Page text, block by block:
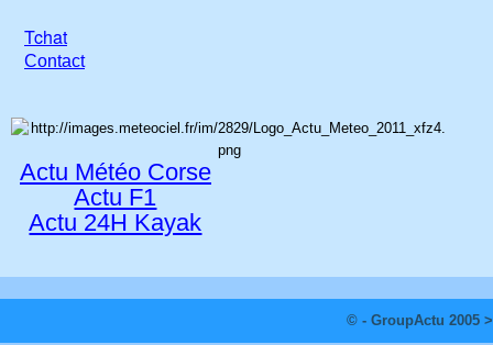
Tchat
Contact
Actu Météo Corse
Actu F1
Actu 24H Kayak
© - GroupActu 2005